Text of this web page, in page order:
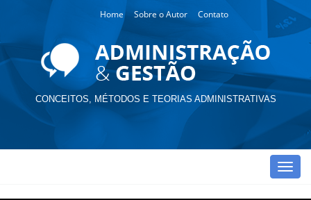
Home Sobre o Autor Contato
CONCEITOS, MÉTODOS E TEORIAS ADMINISTRATIVAS